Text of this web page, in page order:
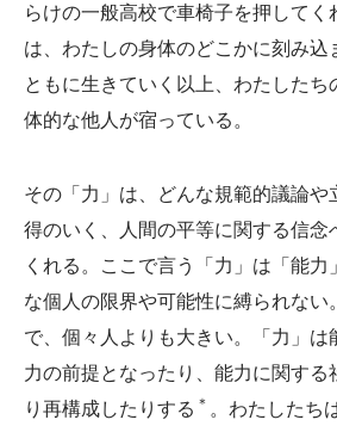
らけの一般高校で車椅子を押してく
は、わたしの身体のどこかに刻み込
ともに生きていく以上、わたしたち
体的な他人が宿っている。
その「力」は、どんな規範的議論や
得のいく、人間の平等に関する信念
くれる。ここで言う「力」は「能力
な個人の限界や可能性に縛られない
で、個々人よりも大きい。「力」は
力の前提となったり、能力に関する
り再構成したりする ＊ 。わたしたち